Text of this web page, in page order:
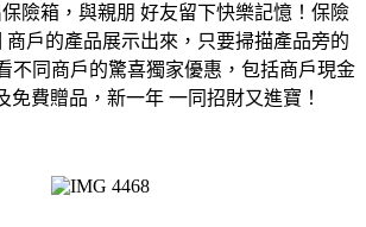
險箱，與親朋 好友留下快樂記憶！保險
商戶的產品展示出來，只要掃描產品旁的
不同商戶的驚喜獨家優惠，包括商戶現金
免費贈品，新一年 一同招財又進寶！